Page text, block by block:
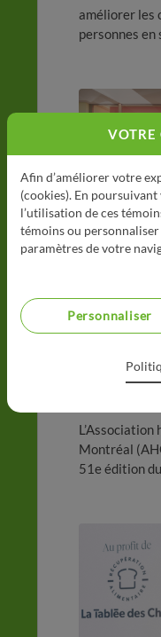
améliorer les
personnes en
ministère de
sociaux
225 000 $ à
l’itinérance.
5 365 $
51e
Montréal
51e édition
VOTRE
Afin d’améliorer votre
(cookies). En
l’utilisation de ces
témoins ou
paramètres de votre
Personnaliser